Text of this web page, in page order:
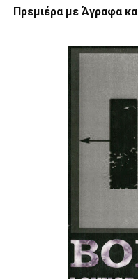
Πρεμιέρα με Άγραφα